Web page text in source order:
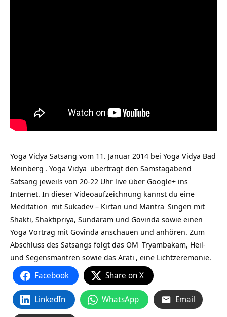
Yoga Vidya Satsang vom 11. Januar 2014 bei Yoga Vidya Bad
Meinberg . Yoga Vidya überträgt den Samstagabend
Satsang jeweils von 20-22 Uhr live über Google+ ins
Internet. In dieser Videoaufzeichnung kannst du eine
Meditation mit Sukadev – Kirtan und Mantra Singen mit
Shakti, Shaktipriya, Sundaram und Govinda sowie einen
Yoga Vortrag mit Govinda anschauen und anhören. Zum
Abschluss des Satsangs folgt das OM Tryambakam, Heil-
und Segensmantren sowie das Arati , eine Lichtzeremonie.
Facebook Share on X
LinkedIn WhatsApp Email